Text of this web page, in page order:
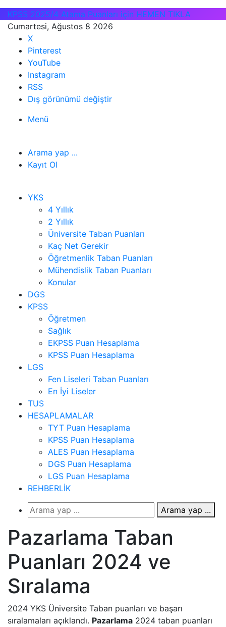
KPSS 2025/4 Atama Puanları için HEMEN TIKLA
Cumartesi, Ağustos 8 2026
X
Pinterest
YouTube
Instagram
RSS
Dış görünümü değiştir
Menü
Arama yap ...
Kayıt Ol
YKS
4 Yıllık
2 Yıllık
Üniversite Taban Puanları
Kaç Net Gerekir
Öğretmenlik Taban Puanları
Mühendislik Taban Puanları
Konular
DGS
KPSS
Öğretmen
Sağlık
EKPSS Puan Hesaplama
KPSS Puan Hesaplama
LGS
Fen Liseleri Taban Puanları
En İyi Liseler
TUS
HESAPLAMALAR
TYT Puan Hesaplama
KPSS Puan Hesaplama
ALES Puan Hesaplama
DGS Puan Hesaplama
LGS Puan Hesaplama
REHBERLİK
Arama yap ...
Pazarlama Taban
Puanları 2024 ve
Sıralama
2024 YKS Üniversite Taban puanları ve başarı
sıralamaları açıklandı. Pazarlama 2024 taban puanları